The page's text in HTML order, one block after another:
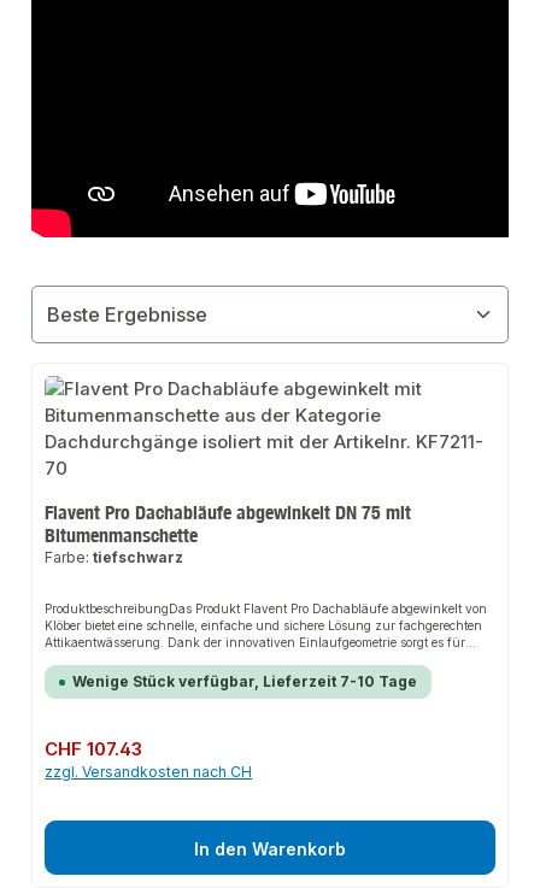
Flavent Pro Dachabläufe abgewinkelt DN 75 mit
Bitumenmanschette
Farbe:tiefschwarz
ProduktbeschreibungDas Produkt Flavent Pro Dachabläufe abgewinkelt von
Klöber bietet eine schnelle, einfache und sichere Lösung zur fachgerechten
Attikaentwässerung. Dank der innovativen Einlaufgeometrie sorgt es für
mit geringem Unterbau an. Das robuste Design und die einfache Montage
machen dieses Produkt zu einer zuverlässigen Wahl für jede
NotentwässerungAnwendungsbereicheBalkoneFlächen mit geringem
Anforderungen DIN EN 1253Optionaler Dämmkörper mit WLG 036In
Wenige Stück verfügbar, Lieferzeit 7-10 Tage
Regulärer Preis:
CHF 107.43
zzgl. Versandkosten nach CH
In den Warenkorb